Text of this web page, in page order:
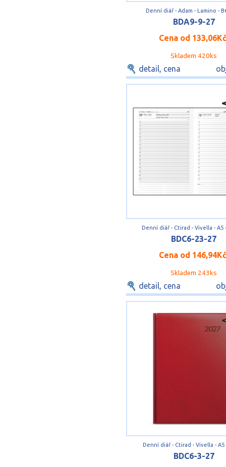
Denní diář - Adam - Lamino -
BDA9-9-27
Cena od 133,06Kč
Skladem 420ks
detail, cena
Denní diář - Ctirad - Vivella - A5
BDC6-23-27
Cena od 146,94Kč
Skladem 243ks
detail, cena
Denní diář - Ctirad - Vivella -
BDC6-3-27